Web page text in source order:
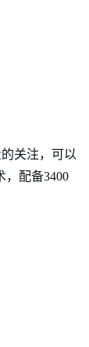
关注，可以
，配备3400